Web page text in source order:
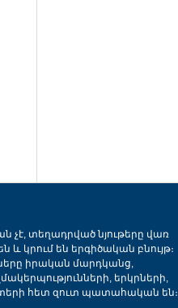
չէ, տեղադրված նյութերը վառ
և կրում են երգիծական բնույթ։
իրական մարդկանց,
երկրների,
հետ զուտ պատահական են։